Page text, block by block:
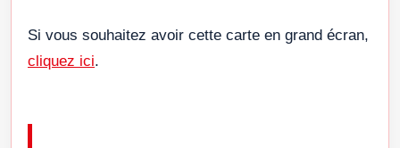
Si vous souhaitez avoir cette carte en grand écran,
cliquez ici.